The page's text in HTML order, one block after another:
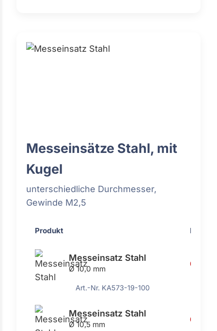
Messeinsätze Stahl, mit
Kugel
unterschiedliche Durchmesser,
Gewinde M2,5
Produkt Preis
Messeinsatz Stahl
Ø 10,0 mm
6,76 €
Art.-Nr. KA573-19-100
Messeinsatz Stahl
Ø 10,5 mm
6,76 €